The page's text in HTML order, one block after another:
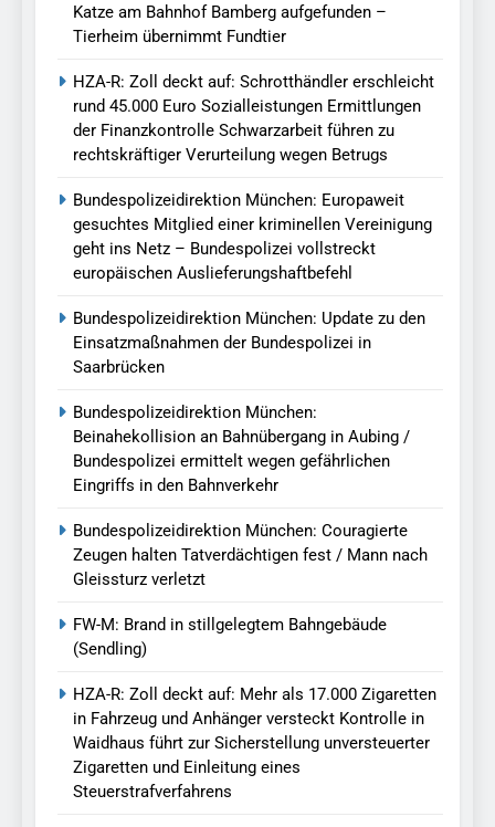
Katze am Bahnhof Bamberg aufgefunden –
Tierheim übernimmt Fundtier
HZA-R: Zoll deckt auf: Schrotthändler erschleicht
rund 45.000 Euro Sozialleistungen Ermittlungen
der Finanzkontrolle Schwarzarbeit führen zu
rechtskräftiger Verurteilung wegen Betrugs
Bundespolizeidirektion München: Europaweit
gesuchtes Mitglied einer kriminellen Vereinigung
geht ins Netz – Bundespolizei vollstreckt
europäischen Auslieferungshaftbefehl
Bundespolizeidirektion München: Update zu den
Einsatzmaßnahmen der Bundespolizei in
Saarbrücken
Bundespolizeidirektion München:
Beinahekollision an Bahnübergang in Aubing /
Bundespolizei ermittelt wegen gefährlichen
Eingriffs in den Bahnverkehr
Bundespolizeidirektion München: Couragierte
Zeugen halten Tatverdächtigen fest / Mann nach
Gleissturz verletzt
FW-M: Brand in stillgelegtem Bahngebäude
(Sendling)
HZA-R: Zoll deckt auf: Mehr als 17.000 Zigaretten
in Fahrzeug und Anhänger versteckt Kontrolle in
Waidhaus führt zur Sicherstellung unversteuerter
Zigaretten und Einleitung eines
Steuerstrafverfahrens